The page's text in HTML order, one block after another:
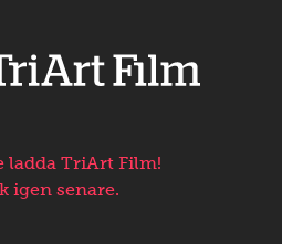
ladda TriArt Film!
igen senare.